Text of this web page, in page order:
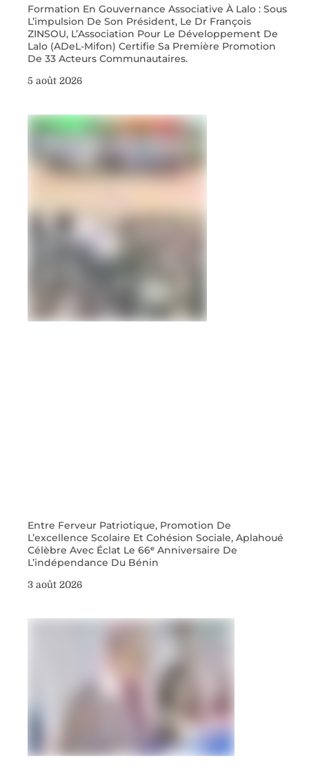
Formation En Gouvernance Associative À Lalo : Sous
L’impulsion De Son Président, Le Dr François
ZINSOU, L’Association Pour Le Développement De
Lalo (ADeL-Mifon) Certifie Sa Première Promotion
De 33 Acteurs Communautaires.
5 août 2026
Entre Ferveur Patriotique, Promotion De
L’excellence Scolaire Et Cohésion Sociale, Aplahoué
Célèbre Avec Éclat Le 66ᵉ Anniversaire De
L’indépendance Du Bénin
3 août 2026